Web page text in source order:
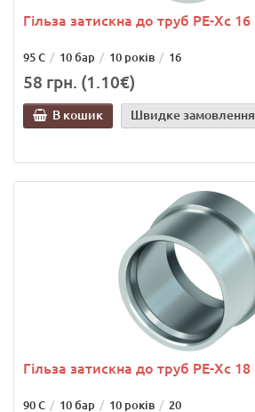
Гільза затискна до труб РЕ-Хс 16
95 С 10 бар 10 років 16
58 грн. (1.10€)
В кошик Швидке замовлення
Гільза затискна до труб РЕ-Хс 18
90 С 10 бар 10 років 20